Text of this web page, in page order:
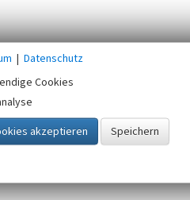
| Datenschutz
Cookies